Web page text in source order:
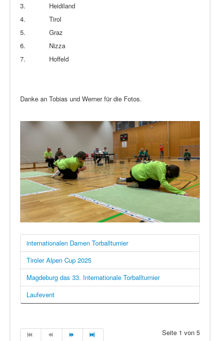
3.
Heidiland
4.
Tirol
5.
Graz
6.
Nizza
7.
Hoffeld
Danke an Tobias und Werner für die Fotos.
internationalen Damen Torballturnier
Tiroler Alpen Cup 2025
Magdeburg das 33. Internationale Torballturnier
Laufevent
Seite 1 von 5